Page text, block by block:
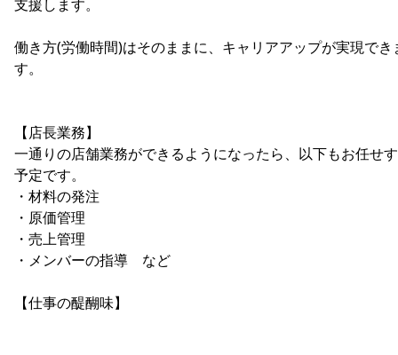
支援します。
働き方(労働時間)はそのままに、キャリアアップが実現でき
す。
【店長業務】
一通りの店舗業務ができるようになったら、以下もお任せ
予定です。
・材料の発注
・原価管理
・売上管理
・メンバーの指導 など
【仕事の醍醐味】